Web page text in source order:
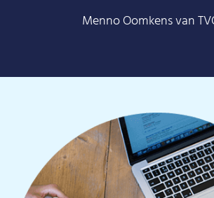
Menno Oomkens van